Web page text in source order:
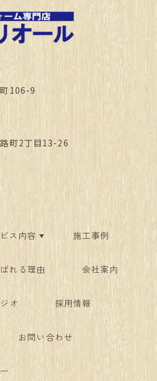
106-9
町2丁目13-26
ス内容 施工事例
れる理由 会社案内
オ 採用情報
お問い合わせ